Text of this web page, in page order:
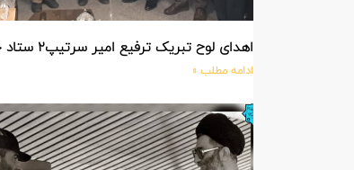
اهدای لوح تبریک ترفیع امیر سرتیپ۲ ستاد حسین صادق زاده فرمانده تیپ ۲۵ واکنش سریع شهید آبگون نزاجا مستقر در تبریز
ادامه مطلب »